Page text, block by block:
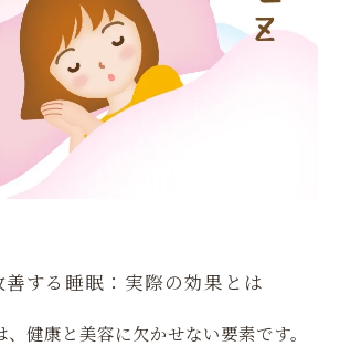
する睡眠：実際の効果とは
健康と美容に欠かせない要素です。